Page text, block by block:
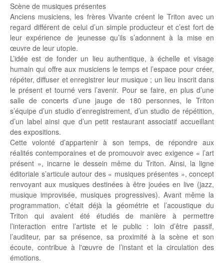
Scène de musiques présentes
Anciens musiciens, les frères Vivante créent le Triton avec un
regard différent de celui d’un simple producteur et c’est fort de
leur expérience de jeunesse qu’ils s’adonnent à la mise en
œuvre de leur utopie.
L’idée est de fonder un lieu authentique, à échelle et visage
humain qui offre aux musiciens le temps et l’espace pour créer,
répéter, diffuser et enregistrer leur musique ; un lieu inscrit dans
le présent et tourné vers l’avenir. Pour se faire, en plus d’une
salle de concerts d’une jauge de 180 personnes, le Triton
s’équipe d’un studio d’enregistrement, d’un studio de répétition,
d’un label ainsi que d’un petit restaurant associatif accueillant
des expositions.
Cette volonté d’appartenir à son temps, de répondre aux
réalités contemporaines et de promouvoir avec exigence « l’art
présent », incarne le dessein même du Triton. Ainsi, la ligne
éditoriale s’articule autour des « musiques présentes », concept
renvoyant aux musiques destinées à être jouées en live (jazz,
musique improvisée, musiques progressives). Avant même la
programmation, c’était déjà la géométrie et l’acoustique du
Triton qui avaient été étudiés de manière à permettre
l’interaction entre l’artiste et le public : loin d’être passif,
l’auditeur, par sa présence, sa proximité à la scène et son
écoute, contribue à l'œuvre de l’instant et la circulation des
émotions.